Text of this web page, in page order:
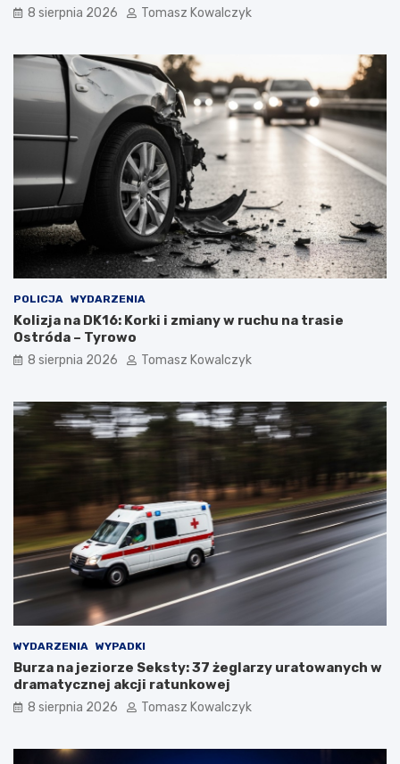
8 sierpnia 2026 Tomasz Kowalczyk
POLICJA WYDARZENIA
Kolizja na DK16: Korki i zmiany w ruchu na trasie
Ostróda – Tyrowo
8 sierpnia 2026 Tomasz Kowalczyk
WYDARZENIA WYPADKI
Burza na jeziorze Seksty: 37 żeglarzy uratowanych w
dramatycznej akcji ratunkowej
8 sierpnia 2026 Tomasz Kowalczyk